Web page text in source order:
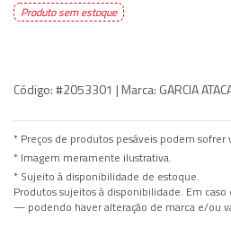
Produto sem estoque
Código:#2053301 | Marca: GARCIA
* Preços de produtos pesáveis podem sofrer
* Imagem meramente ilustrativa.
* Sujeito à disponibilidade de estoque.
Produtos sujeitos à disponibilidade. Em
— podendo haver alteração de marca e/ou